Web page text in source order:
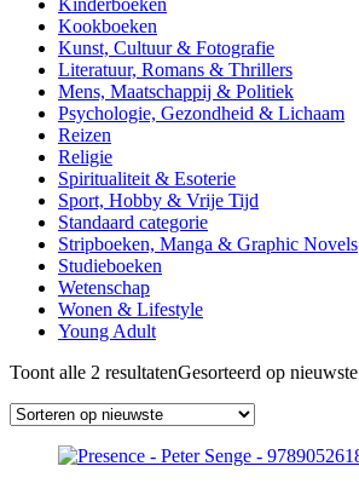
Kookboeken
Kunst, Cultuur & Fotografie
Literatuur, Romans & Thrillers
Mens, Maatschappij & Politiek
Psychologie, Gezondheid & Lichaam
Reizen
Religie
Spiritualiteit & Esoterie
Sport, Hobby & Vrije Tijd
Standaard categorie
Stripboeken, Manga & Graphic Novels
Studieboeken
Wetenschap
Wonen & Lifestyle
Young Adult
Toont alle 2 resultatenGesorteerd op nieuwste